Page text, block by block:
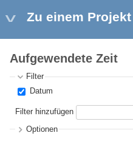
Zu einem
Aufgewendete Zeit
Filter
Datum
Filter hinzufügen
Optionen